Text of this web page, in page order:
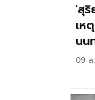
'สุริ
เห
นน
09 ส